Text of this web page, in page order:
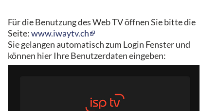
Für die Benutzung des Web TV öffnen Sie bitte die
Seite:www.iwaytv.ch
Sie gelangen automatisch zum Login Fenster und
können hier Ihre Benutzerdaten eingeben: